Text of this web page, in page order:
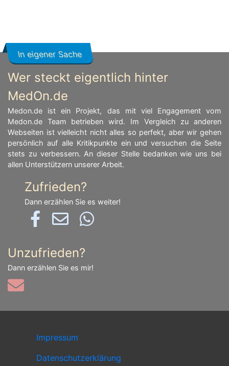
In eigener Sache
Wer steckt eigentlich hinter
MedOn.de
Medon.de ist ein Projekt, das mit viel Engagement vom
Medon.de Team betrieben wird. Im Vergleich zu anderen
Webseiten ist vielleicht nicht alles so perfekt, aber wir gehen
persönlich auf alle Kritikpunkte ein und versuchen die Seite
stets zu verbessern. An dieser Stelle bedanken wie uns bei
allen Unterstützern unserer Arbeit.
Zufrieden?
Dann erzählen Sie es weiter!
Unzufrieden?
Dann erzählen Sie es mir!
Impressum
Datenschutzerklärung